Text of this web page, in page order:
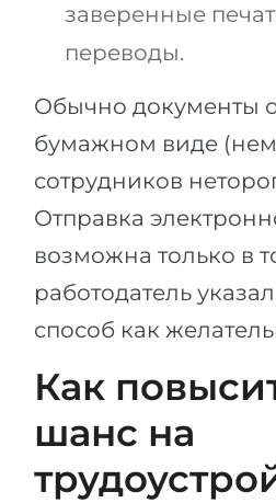
заверенные
переводы.
Обычно документы
бумажном виде
сотрудников
Отправка
возможна только в
работодатель
способ как
Как
шанс на